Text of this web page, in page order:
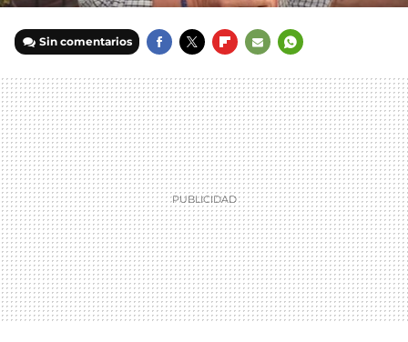
Sin comentarios
MAIL